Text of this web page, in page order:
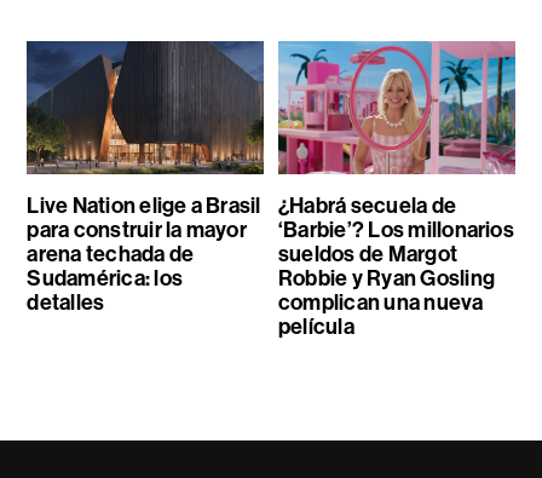
Live Nation elige a Brasil
para construir la mayor
arena techada de
Sudamérica: los
detalles
¿Habrá secuela de
‘Barbie’? Los millonarios
sueldos de Margot
Robbie y Ryan Gosling
complican una nueva
película